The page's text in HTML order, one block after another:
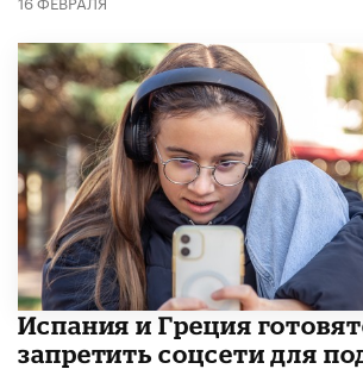
Испания и Греция
запретить соцсети для